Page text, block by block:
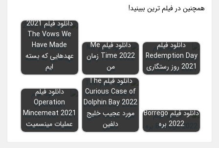
همچنين در فيلم ترين ببينيد!
دانلود فیلم
Redemption Day
2021 روز رستگاری
دانلود فیلم Me
Time 2022 زمان
من
دانلود فیلم 2021
The Vows We
Have Made
عهدهایی که بسته
ایم
دانلود فیلم Borrego
2022 بره
دانلود فیلم The
Curious Case of
Dolphin Bay 2022
مورد عجیب خلیج
دلفین
دانلود فیلم
Operation
Mincemeat 2021
عملیات مینسمیت